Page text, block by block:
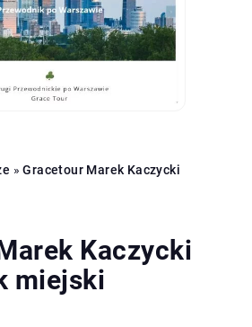
»Gracetour Marek Kaczycki
Kaczycki
miejski